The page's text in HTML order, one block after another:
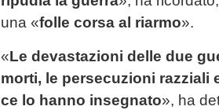
una «folle corsa al riarmo».
«Le devastazioni delle due
morti, le persecuzioni razziali
ce lo hanno insegnato», ha